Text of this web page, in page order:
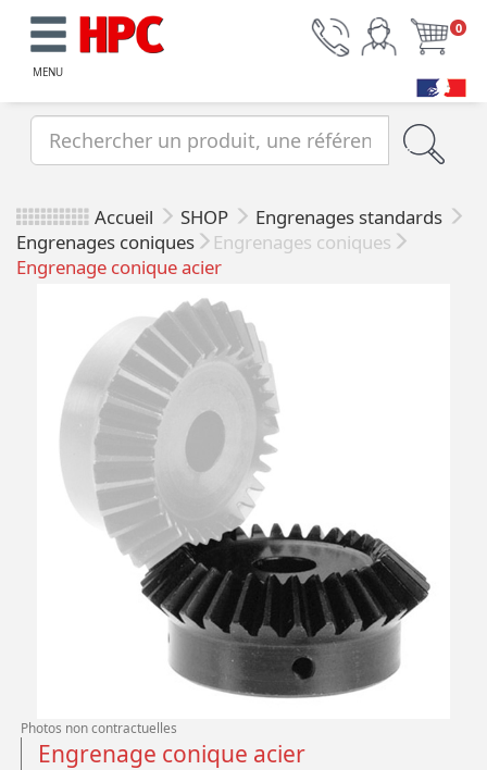
MENU
0
Accueil SHOP
Engrenages standards
Engrenages coniques
Engrenages coniques
Engrenage conique acier
Photos non contractuelles
Engrenage conique acier